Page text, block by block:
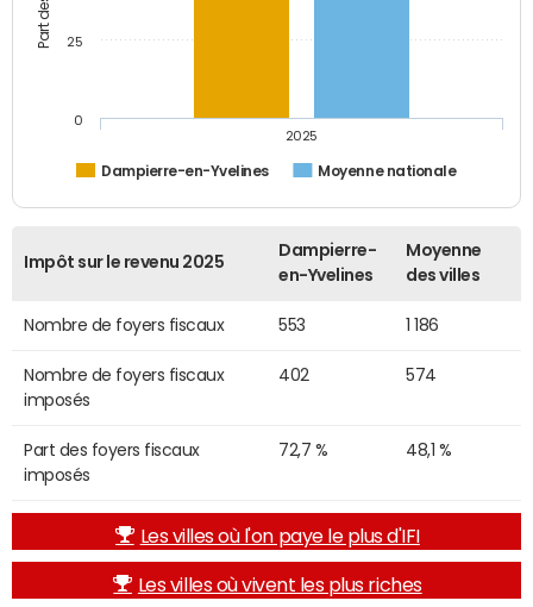
Dampierre-en-Yvelines Moyenne nationale
2025
0
25
Impôt sur le revenu 2025
Dampierre-
en-Yvelines
Moyenne
des villes
Nombre de foyers fiscaux 553 1 186
Nombre de foyers fiscaux
imposés
402 574
Part des foyers fiscaux
imposés
72,7 % 48,1 %
Les villes où l'on paye le plus d'IFI
Les villes où vivent les plus riches